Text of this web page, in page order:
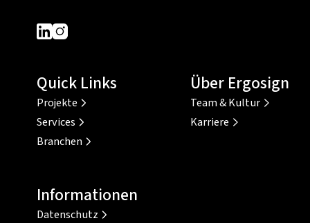
Dieser Link führt zu einer externen Seite
Dieser Link führt zu einer externen Seite
Quick Links
Projekte
Services
Branchen
Über Ergosign
Team & Kultur
Karriere
Informationen
Datenschutz